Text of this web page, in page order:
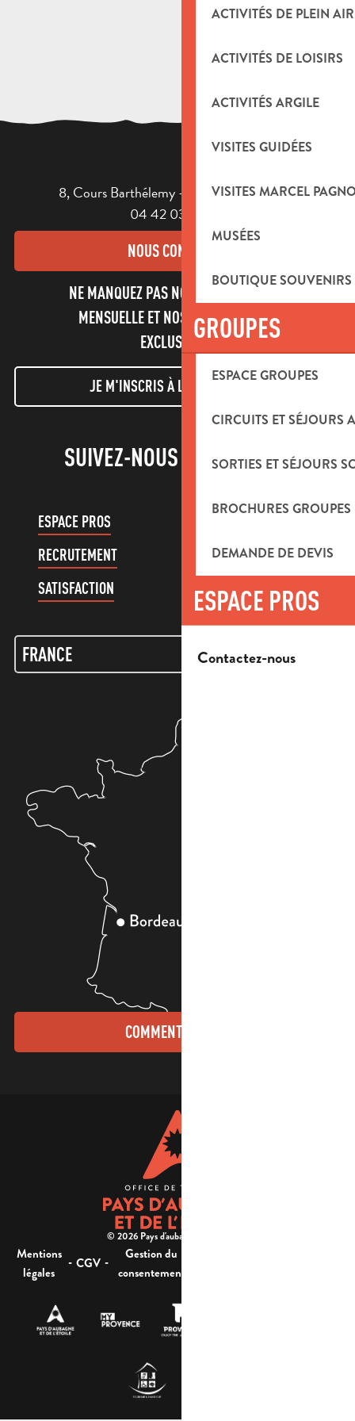
ACTIVITÉS DE PLEIN AIR
ACTIVITÉS DE LOISIRS
ACTIVITÉS ARGILE
VISITES GUIDÉES
VISITES MARCEL
MUSÉES
BOUTIQUE
GROUPES
ESPACE GROUPES
CIRCUITS ET SÉJOURS
SORTIES ET SÉJOURS
BROCHURES GROUPES
DEMANDE DE DEVIS
ESPACE PROS
Contactez-nous
Sentier découverte - Domaine de la Roque Forcade
8, Cours Barthélemy - 13400 AUBAGNE
04 42 03 49 98
NOUS CONTACTER
NE MANQUEZ PAS NOTRE NEWSLETTER
MENSUELLE ET NOS INFORMATIONS
EXCLUSIVES !
JE M'INSCRIS À LA NEWSLETTER
SUIVEZ-NOUS !
ESPACE PROS
RECRUTEMENT
COMPTE CLIENT
SATISFACTION
COMMENT VENIR ?
© 2026 Pays d'aubagne et de l'étoile -
Mentions
légales
- CGV -
Gestion du
consentement